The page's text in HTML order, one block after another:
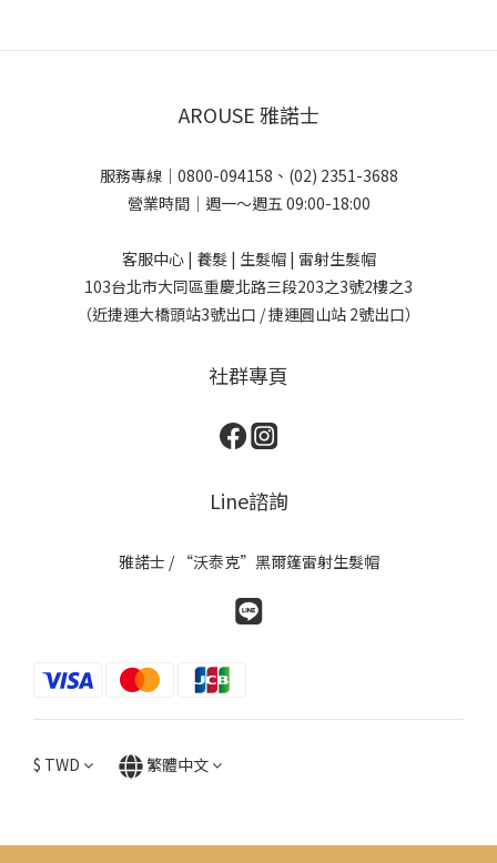
AROUSE 雅諾士
服務專線｜0800-094158、(02) 2351-3688
營業時間｜週一～週五 09:00-18:00
客服中心 | 養髮 | 生髮帽 | 雷射生髮帽
103台北市大同區重慶北路三段203之3號2樓之3
（近捷運大橋頭站3號出口 / 捷運圓山站 2號出口）
社群專頁
Line諮詢
雅諾士 / “沃泰克”黑爾篷雷射生髮帽
$ TWD 繁體中文